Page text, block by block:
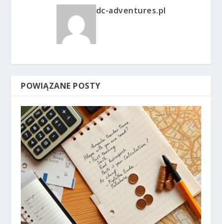
dc-adventures.pl
POWIĄZANE POSTY